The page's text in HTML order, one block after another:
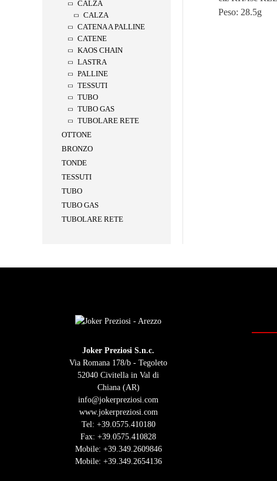
CALZA
CALZA
CATENA A PALLINE
CATENE
KAOS CHAIN
LASTRA
PALLINE
TESSUTI
TUBO
TUBO GAS
TUBOLARE RETE
OTTONE
BRONZO
TONDE
TESSUTI
TUBO
TUBO GAS
TUBOLARE RETE
Peso: 28.5g
Joker Preziosi S.n.c.
Via Romana 178/b - Tegoleto
52040 Civitella in Val di
Chiana (AR)
info@jokerpreziosi.com
www.jokerpreziosi.com
Tel: +39.0575.410180
Fax: +39.0575.410828
Mobile: +39.349.2609846
Mobile: +39.349.2654136